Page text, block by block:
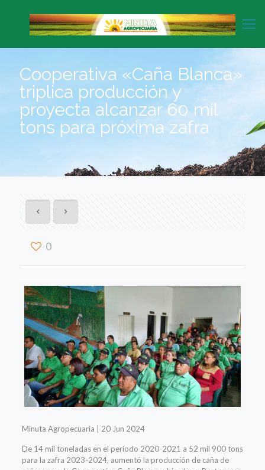
Cooperativa «Caña Blanca»
triplica producción y
proyecta alcanzar 60 mil
tons para próxima zafra
0
Minuta Agropecuaria | 20 Jun 2024
De 14 mil toneladas en el período 2020-2021 a 52 mil 900 tons
para la zafra 2023-2024, aumentó la producción de caña de